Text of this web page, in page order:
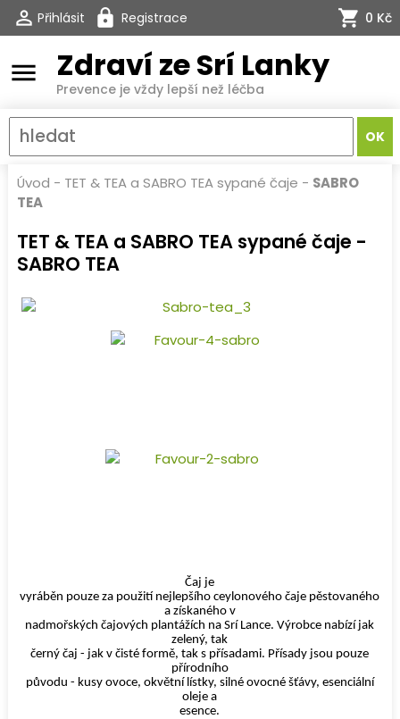
Přihlásit Registrace 0 Kč
menu Zdraví ze Srí Lanky
Prevence je vždy lepší než léčba
Úvod - TET & TEA a SABRO TEA sypané čaje - SABRO
TEA
TET & TEA a SABRO TEA sypané čaje -
SABRO TEA
Čaj je
vyráběn pouze za použití nejlepšího ceylonového čaje pěstovaného
a získaného v
nadmořských čajových plantážích na Srí Lance. Výrobce nabízí jak
zelený, tak
černý čaj - jak v čisté formě, tak s přísadami. Přísady jsou pouze
přírodního
původu - kusy ovoce, okvětní lístky, silné ovocné šťávy, esenciální
oleje a
esence.